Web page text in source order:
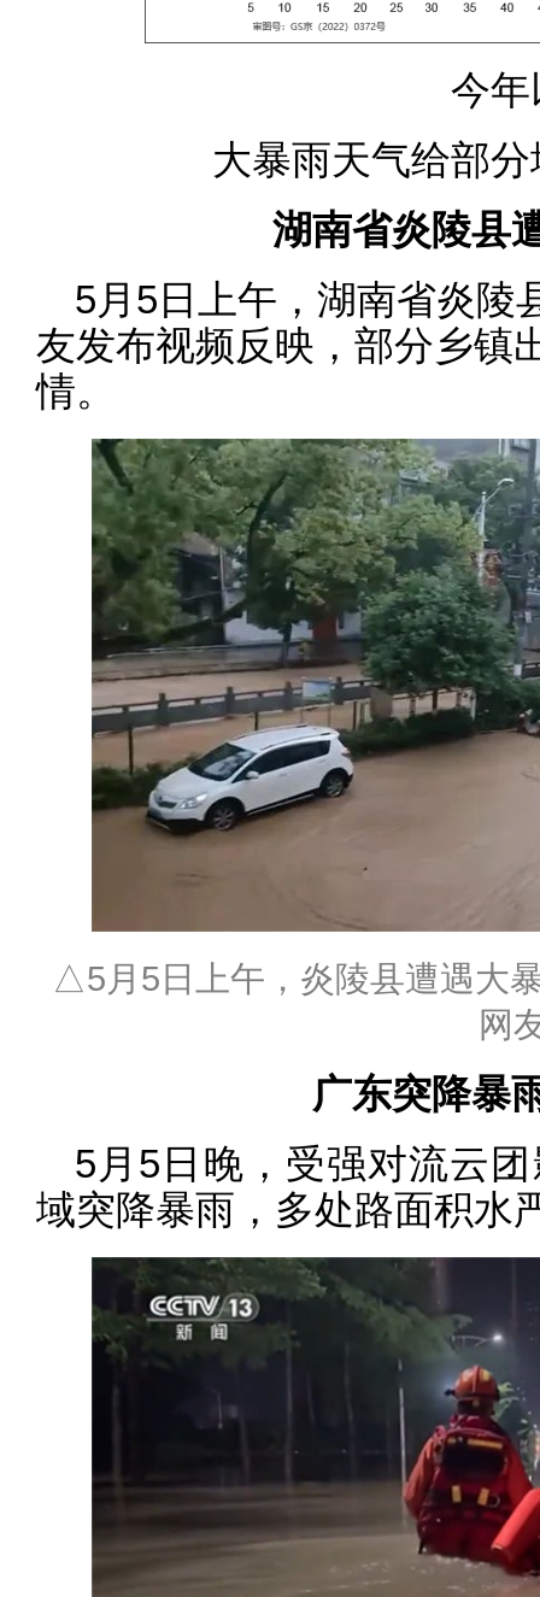
今
大暴雨天气给部
湖南省炎陵县
5月5日上午，湖南省炎陵
友发布视频反映，部分乡镇
情。
△5月5日上午，炎陵县遭遇大
网
广东突降暴
5月5日晚，受强对流云
域突降暴雨，多处路面积水